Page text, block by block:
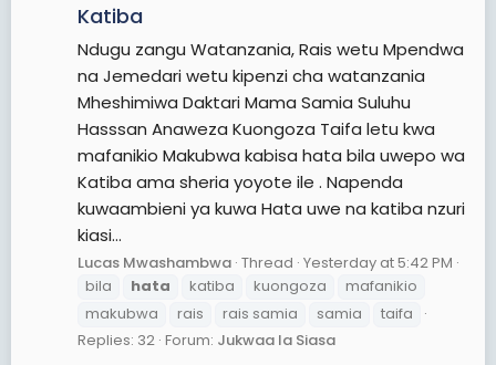
Katiba
Ndugu zangu Watanzania, Rais wetu Mpendwa
na Jemedari wetu kipenzi cha watanzania
Mheshimiwa Daktari Mama Samia Suluhu
Hasssan Anaweza Kuongoza Taifa letu kwa
mafanikio Makubwa kabisa hata bila uwepo wa
Katiba ama sheria yoyote ile . Napenda
kuwaambieni ya kuwa Hata uwe na katiba nzuri
kiasi...
Lucas Mwashambwa Thread Yesterday at 5:42 PM
bila
hata katiba kuongoza
mafanikio
makubwa
rais rais samia samia
taifa
Replies: 32 Forum: Jukwaa la Siasa